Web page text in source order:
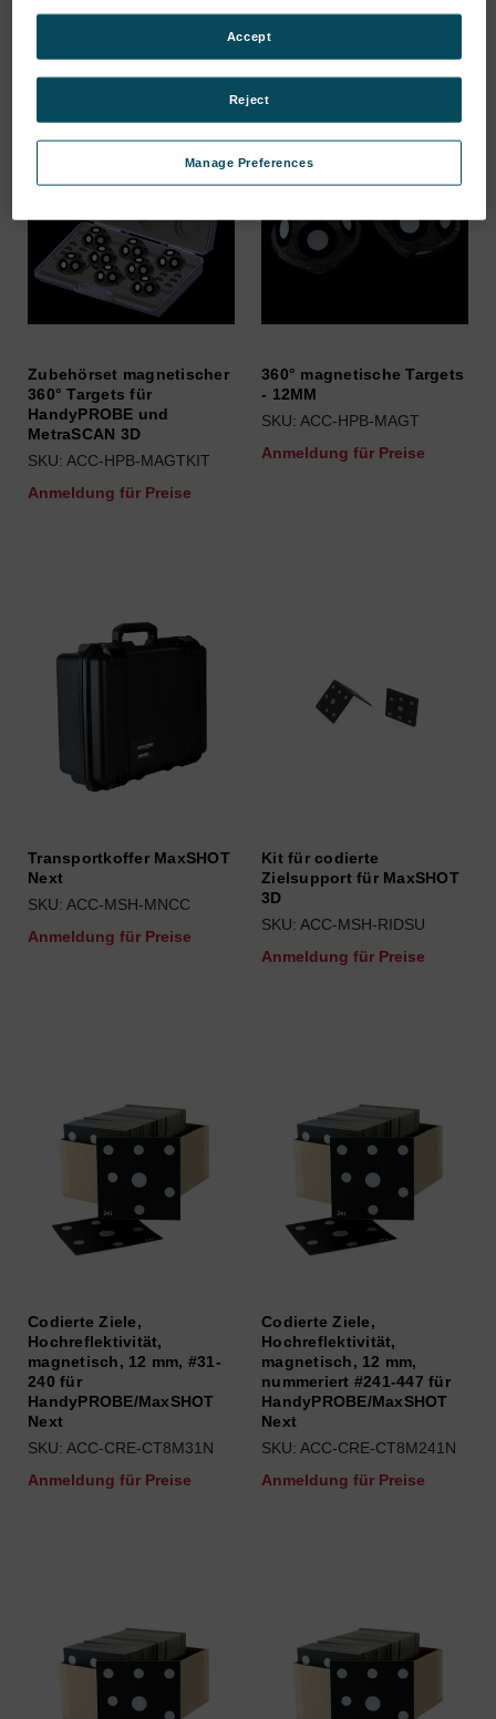
Zubehörset magnetischer
360° Targets für
HandyPROBE und
MetraSCAN 3D
SKU: ACC-HPB-MAGTKIT
Anmeldung für Preise
360° magnetische Targets
- 12MM
SKU: ACC-HPB-MAGT
Anmeldung für Preise
Transportkoffer MaxSHOT
Next
SKU: ACC-MSH-MNCC
Anmeldung für Preise
Kit für codierte
Zielsupport für MaxSHOT
3D
SKU: ACC-MSH-RIDSU
Anmeldung für Preise
Codierte Ziele,
Hochreflektivität,
magnetisch, 12 mm, #31-
240 für
HandyPROBE/MaxSHOT
Next
SKU: ACC-CRE-CT8M31N
Anmeldung für Preise
Codierte Ziele,
Hochreflektivität,
magnetisch, 12 mm,
nummeriert #241-447 für
HandyPROBE/MaxSHOT
Next
SKU: ACC-CRE-CT8M241N
Anmeldung für Preise
Manage Preferences
Reject
Accept